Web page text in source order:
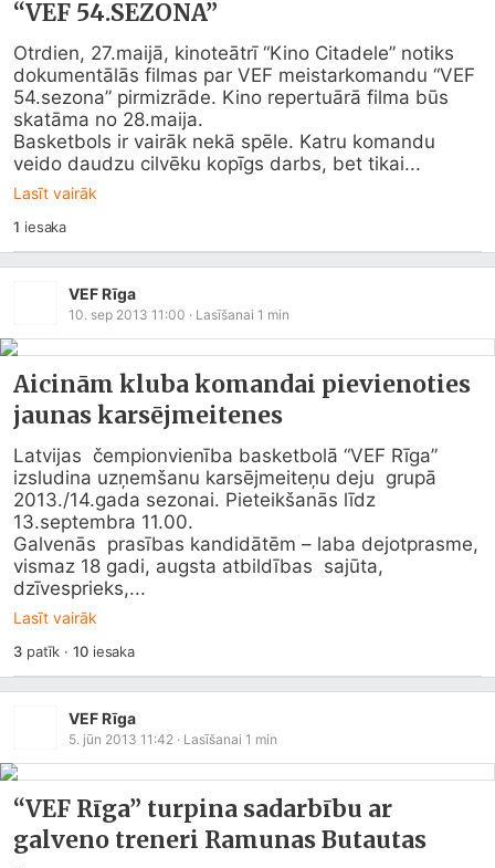
“VEF 54.SEZONA”
Otrdien, 27.maijā, kinoteātrī “Kino Citadele” notiks
dokumentālās filmas par VEF meistarkomandu “VEF
54.sezona” pirmizrāde. Kino repertuārā filma būs
skatāma no 28.maija.
Basketbols ir vairāk nekā spēle. Katru komandu
veido daudzu cilvēku kopīgs darbs, bet tikai...
Lasīt vairāk
1 iesaka
VEF Rīga
10. sep 2013 11:00 · Lasīšanai 1 min
Aicinām kluba komandai pievienoties
jaunas karsējmeitenes
Latvijas  čempionvienība basketbolā “VEF Rīga”
izsludina uzņemšanu karsējmeiteņu deju  grupā
2013./14.gada sezonai. Pieteikšanās līdz
13.septembra 11.00.
Galvenās  prasības kandidātēm – laba dejotprasme,
vismaz 18 gadi, augsta atbildības  sajūta,
dzīvesprieks,...
Lasīt vairāk
3patīk ·10iesaka
VEF Rīga
5. jūn 2013 11:42 · Lasīšanai 1 min
“VEF Rīga” turpina sadarbību ar
galveno treneri Ramunas Butautas